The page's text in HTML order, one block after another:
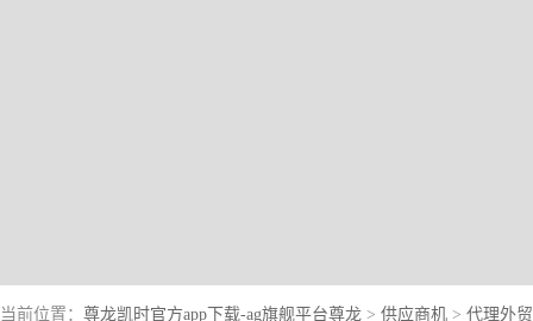
当前位置： 尊龙凯时官方app下载-ag旗舰平台尊龙 > 供应商机 > 代理外